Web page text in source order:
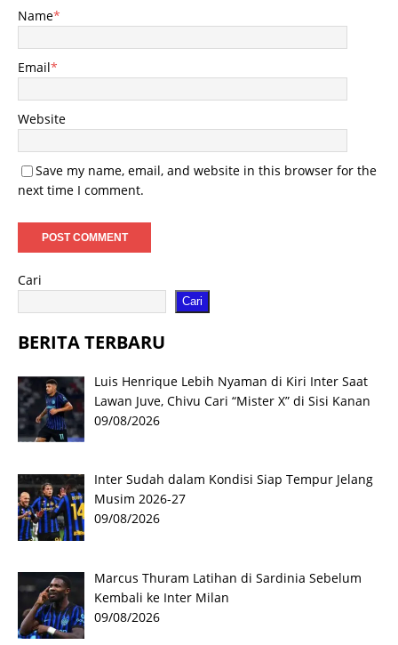
Name*
Email*
Website
Save my name, email, and website in this browser for the
next time I comment.
Cari
Cari
BERITA TERBARU
Luis Henrique Lebih Nyaman di Kiri Inter Saat
Lawan Juve, Chivu Cari “Mister X” di Sisi Kanan
09/08/2026
Inter Sudah dalam Kondisi Siap Tempur Jelang
Musim 2026-27
09/08/2026
Marcus Thuram Latihan di Sardinia Sebelum
Kembali ke Inter Milan
09/08/2026